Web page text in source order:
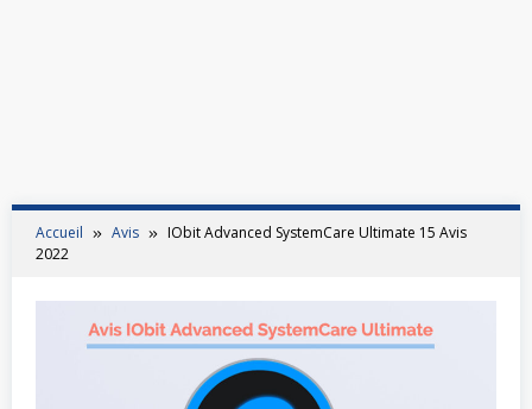
Accueil Avis
IObit Advanced SystemCare Ultimate 15 Avis
2022